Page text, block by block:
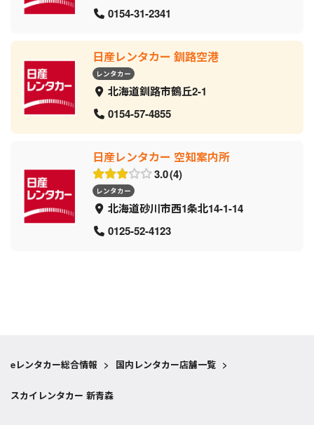
0154-31-2341
日産レンタカー 釧路空港
レンタカー
北海道釧路市鶴丘2-1
0154-57-4855
日産レンタカー 空知案内所
3.0 4
レンタカー
北海道砂川市西1条北14-1-14
0125-52-4123
eレンタカー総合情報 > 国内レンタカー店舗一覧 >
スカイレンタカー 新青森